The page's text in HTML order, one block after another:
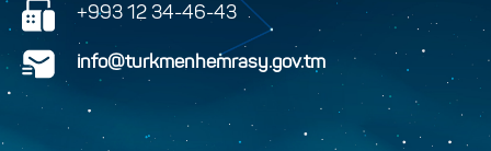
+993 12 34-46-43
info@turkmenhemrasy.gov.tm